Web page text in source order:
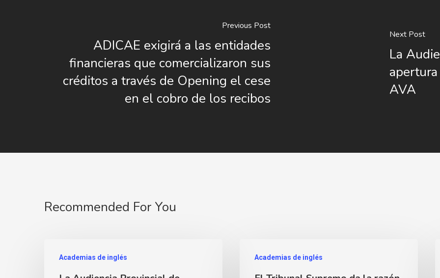
Previous Post
ADICAE exigirá a las entidades
financieras que comercializaron sus
créditos a través de Opening el cese
en el cobro de los recibos
Next Post
La
AVA
Recommended For You
Academias de inglés Academias de inglés